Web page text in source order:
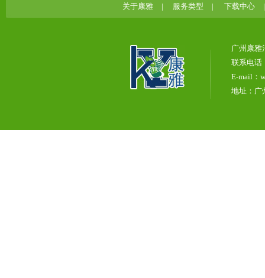
关于康雅 | 服务类型 | 下载中心 |
广州康雅
联系电话
E-mail：
地址：广